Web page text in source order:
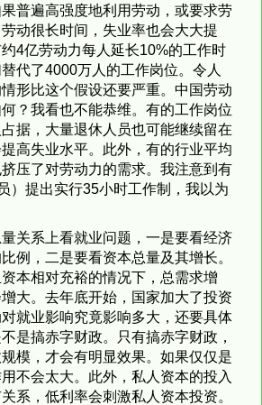
普遍高强度地利用劳动，或要求劳
动很长时间，失业率也会大大提
4亿劳动力每人延长10%的工作时
代了4000万人的工作岗位。令人
形比这个假设还要严重。中国劳动
？我看也不能恭维。有的工作岗位
据，大量退休人员也可能继续留在
高失业水平。此外，有的行业平均
压了对劳动力的需求。我注意到有
）提出实行35小时工作制，我以为
关系上看就业问题，一是要看经济
例，二是要看资本总量及其增长。
本相对充裕的情况下，总需求增
大。去年底开始，国家加大了投资
就业影响究竟影响多大，还要具体
是搞赤字财政。只有搞赤字财政，
模，才会有明显效果。如果仅仅是
不会太大。此外，私人资本的投入
系，低利率会刺激私人资本投资。